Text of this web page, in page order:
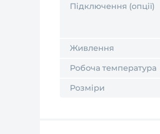
Підключення (опції)
Живлення
Робоча температура
Розміри